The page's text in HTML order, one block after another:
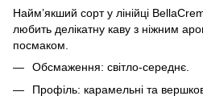
Найм’якший сорт у лінійці
любить делікатну каву з ніжним
посмаком.
Обсмаження: світло-середнє.
Профіль: карамельні та